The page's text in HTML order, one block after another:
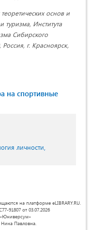
основ и
туризма, Института
Сибирского
г. Красноярск,
на спортивные
личности,
на платформе eLIBRARY.RU.
91807 от 03.07.2026
Павловна.